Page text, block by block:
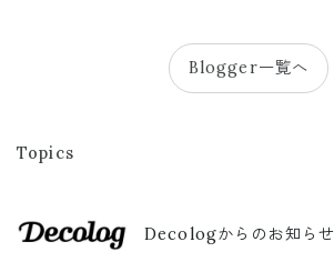
Blogger一覧へ
Topics
Decologからのお知らせ